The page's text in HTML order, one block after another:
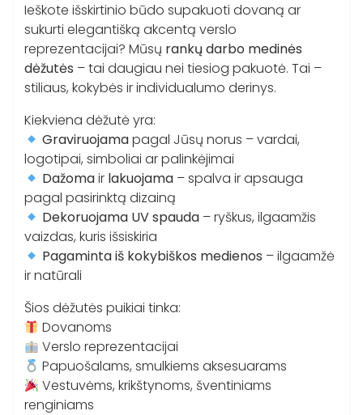
Ieškote išskirtinio būdo supakuoti dovaną ar
sukurti elegantišką akcentą verslo
reprezentacijai? Mūsų rankų darbo medinės
dėžutės – tai daugiau nei tiesiog pakuotė. Tai –
stiliaus, kokybės ir individualumo derinys.
Kiekviena dėžutė yra:
Graviruojamapagal Jūsų norus – vardai,
logotipai, simboliai ar palinkėjimai
Dažomair lakuojama – spalva ir apsauga
pagal pasirinktą dizainą
Dekoruojama UV spauda – ryškus, ilgaamžis
vaizdas, kuris išsiskiria
Pagaminta iš kokybiškos medienos – ilgaamžė
ir natūrali
Šios dėžutės puikiai tinka:
Dovanoms
Verslo reprezentacijai
Papuošalams, smulkiems aksesuarams
Vestuvėms, krikštynoms, šventiniams
renginiams